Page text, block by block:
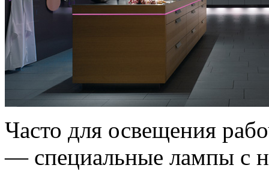
Часто для освещения
— специальные лампы с